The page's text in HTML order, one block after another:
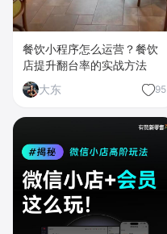
餐饮小程序怎么运营？餐饮
店提升翻台率的实战方法
大东
95